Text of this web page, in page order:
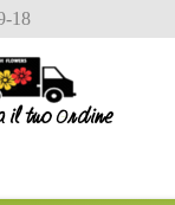
18